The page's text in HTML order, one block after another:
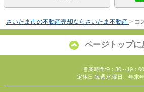
さいたま市の不動産売却ならさいたま不動産 > コ
ページトップに
営業時間:9：30～19：00
定休日:毎週水曜日、年末